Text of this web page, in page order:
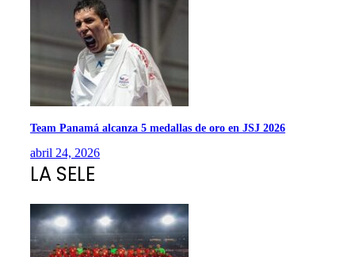
Team Panamá alcanza 5 medallas de oro en JSJ 2026
abril 24, 2026
LA SELE